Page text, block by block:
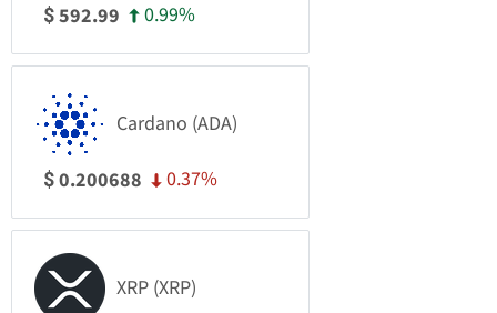
$592.99 0.99%
Cardano (ADA)
$0.200688 0.37%
XRP (XRP)